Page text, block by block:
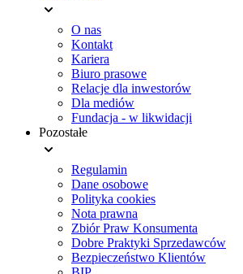
O nas
Kontakt
Kariera
Biuro prasowe
Relacje dla inwestorów
Dla mediów
Fundacja - w likwidacji
Pozostałe
Regulamin
Dane osobowe
Polityka cookies
Nota prawna
Zbiór Praw Konsumenta
Dobre Praktyki Sprzedawców
Bezpieczeństwo Klientów